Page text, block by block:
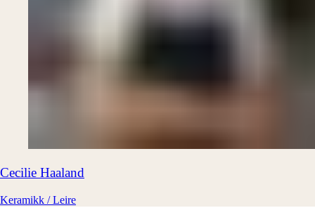
Cecilie Haaland
Keramikk / Leire